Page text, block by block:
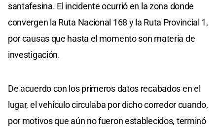
santafesina. El incidente ocurrió en la zona donde
convergen la Ruta Nacional 168 y la Ruta Provincial 1,
por causas que hasta el momento son materia de
investigación.
De acuerdo con los primeros datos recabados en el
lugar, el vehículo circulaba por dicho corredor cuando,
por motivos que aún no fueron establecidos, terminó